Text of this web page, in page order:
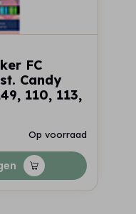
FC
Candy
110, 113,
Op voorraad